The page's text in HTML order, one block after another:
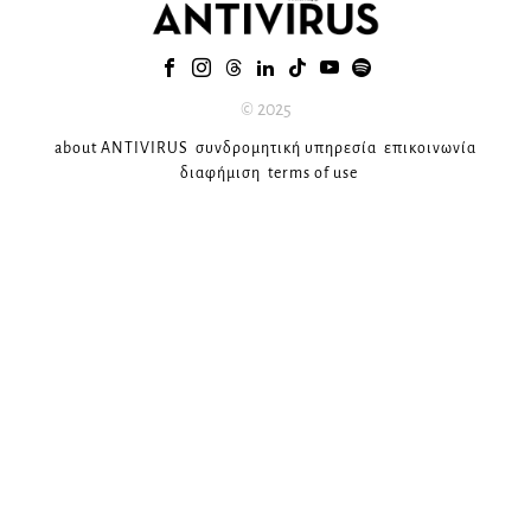
© 2025
about ANTIVIRUS συνδρομητική υπηρεσία επικοινωνία
διαφήμιση terms of use